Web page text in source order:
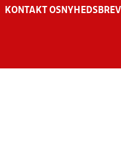
KONTAKT OS NYHEDSBREV